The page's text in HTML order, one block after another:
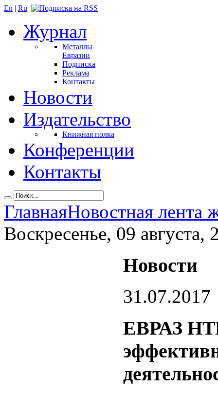
En | Ru
Журнал
Металлы
Евразии
Подписка
Реклама
Контакты
Новости
Издательство
Книжная полка
Конференции
Контакты
ГлавнаяНовостная лента
Воскресенье, 09 августа,
Новости
31.07.2017
ЕВРАЗ